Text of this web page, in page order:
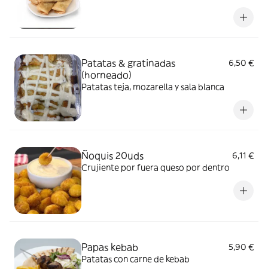
Patatas & gratinadas
(horneado)
6,50 €
Patatas teja, mozarella y sala blanca
Ñoquis 20uds
6,11 €
Crujiente por fuera queso por dentro
Papas kebab
5,90 €
Patatas con carne de kebab